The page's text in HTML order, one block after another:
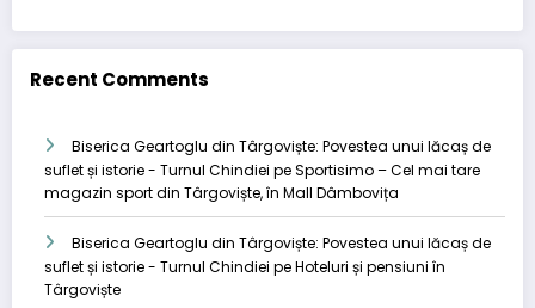
Recent Comments
Biserica Geartoglu din Târgoviște: Povestea unui lăcaș de
suflet și istorie - Turnul Chindiei peSportisimo – Cel mai tare
magazin sport din Târgoviște, în Mall Dâmbovița
Biserica Geartoglu din Târgoviște: Povestea unui lăcaș de
suflet și istorie - Turnul Chindiei peHoteluri și pensiuni în
Târgoviște